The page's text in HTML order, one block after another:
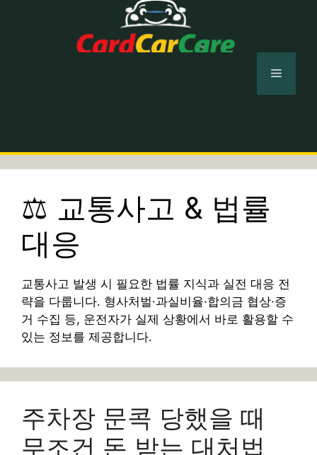
메
⚖️ 교통사고 & 법률
대응
교통사고 발생 시 필요한 법률 지식과 실전 대응 전
략을 다룹니다. 형사처벌·과실비율·합의금 협상·증
거 수집 등, 운전자가 실제 상황에서 바로 활용할 수
있는 정보를 제공합니다.
주차장 문콕 당했을 때
무조건 돈 받는 대처법